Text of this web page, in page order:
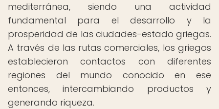
mediterránea, siendo una actividad
fundamental para el desarrollo y la
prosperidad de las ciudades-estado griegas.
A través de las rutas comerciales, los griegos
establecieron contactos con diferentes
regiones del mundo conocido en ese
entonces, intercambiando productos y
generando riqueza.